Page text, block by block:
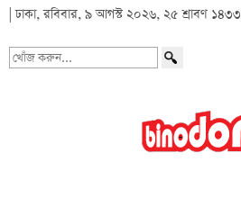
| ঢাকা, রবিবার, ৯ আগস্ট ২০২৬, ২৫ শ্রাবণ ১৪৩৩
খোঁজ